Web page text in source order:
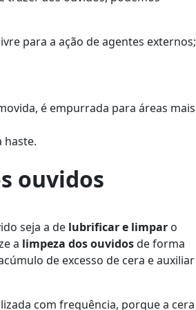
para a ação de agentes externos;
é empurrada para áreas mais
haste.
ouvidos
seja a de lubrificar e limparo
a limpeza dos ouvidosde forma
de excesso de cera e auxiliar
com frequência, porque a cera